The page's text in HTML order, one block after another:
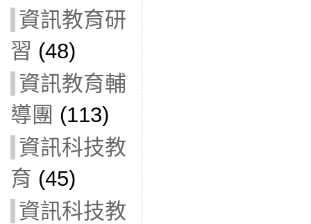
資訊教育研
習 (48)
資訊教育輔
導團 (113)
資訊科技教
育 (45)
資訊科技教